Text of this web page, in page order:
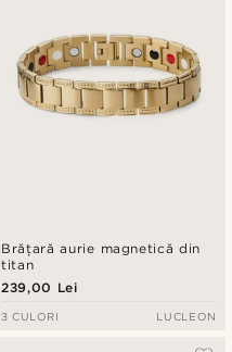
Brățară aurie magnetică din
titan
239,00 Lei
3 CULORI LUCLEON